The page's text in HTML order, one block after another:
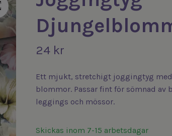
24 kr
Ett mjukt, stretchigt joggingtyg med
blommor. Passar fint för sömnad av
leggings och mössor.
Skickas inom 7-15 arbetsdagar